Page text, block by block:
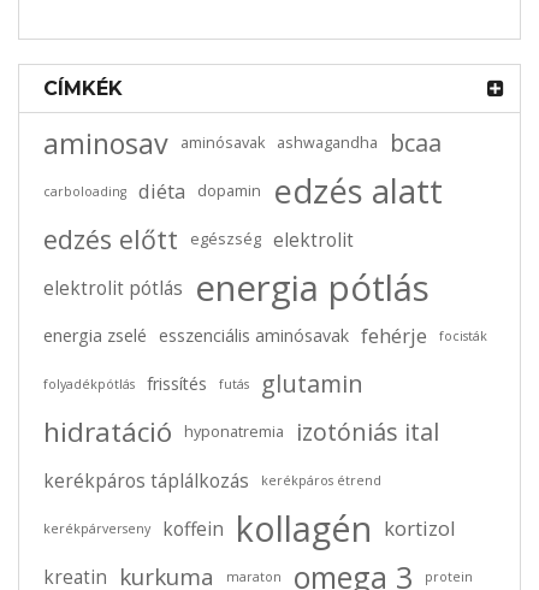
Erőteljes Antioxidánsa, Hasznok és Használat
Hogyan fogyasszuk az őrölt kurkumát?
CÍMKÉK
aminosav aminósavak ashwagandha bcaa
carboloading diéta dopamin edzés alatt
edzés előtt egészség elektrolit
elektrolit pótlás energia pótlás
energia zselé esszenciális aminósavak fehérje focisták
folyadékpótlás frissítés futás glutamin
hidratáció hyponatremia izotóniás ital
kerékpáros táplálkozás kerékpáros étrend
kerékpárverseny koffein kollagén kortizol
kreatin kurkuma maraton omega 3 protein